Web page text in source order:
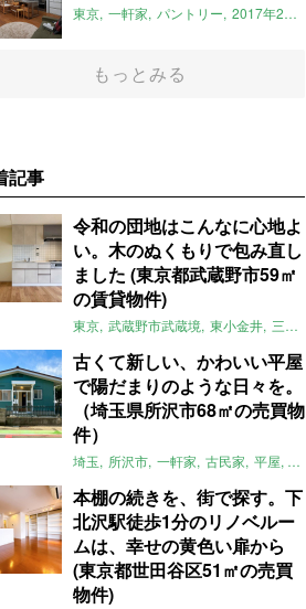
東京 一軒家 パントリー 2017年2月のおすすめ
もっとみる
記事
令和の団地はこんなに心地よ
い。木のぬくもりで包み直し
ました (東京都武蔵野市59㎡
の賃貸物件)
東京 武蔵野市武蔵境 東小金井 三鷹
古くて新しい、かわいい平屋
で陽だまりのような日々を。
（埼玉県所沢市68㎡の売買物
件）
埼玉 所沢市 一軒家 古民家 平屋 庭
本棚の続きを、街で探す。下
北沢駅徒歩1分のリノベルー
ムは、幸せの黄色い扉から
(東京都世田谷区51㎡の売買
物件)